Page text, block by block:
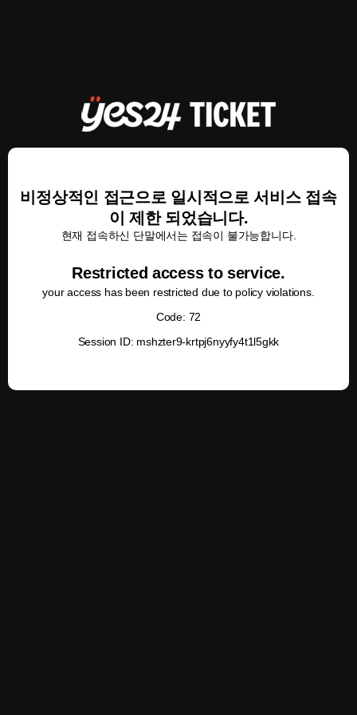
비정상적인 접근으로 일시적으로 서비스 접속
이 제한 되었습니다.
현재 접속하신 단말에서는 접속이 불가능합니다.
Restricted access to service.
your access has been restricted due to policy violations.
Code: 72
Session ID: mshzter9-krtpj6nyyfy4t1l5gkk